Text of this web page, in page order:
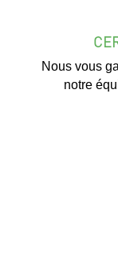
Nous vous
notre